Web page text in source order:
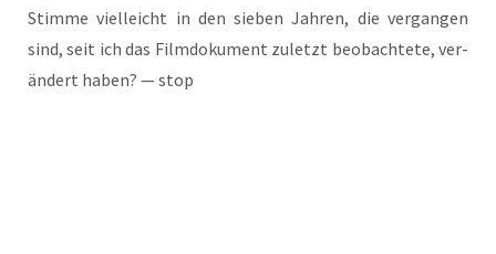
Stim­me viel­leicht in den sie­ben Jah­ren, die ver­gan­gen
sind, seit ich das Film­do­ku­ment zuletzt beob­ach­te­te, ver­
än­dert haben? — stop